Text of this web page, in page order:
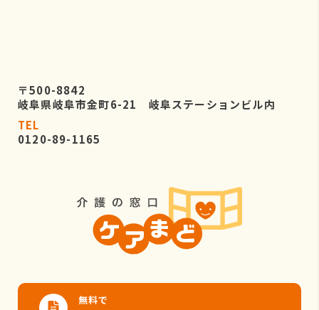
〒500-8842
岐阜県岐阜市金町6-21 岐阜ステーションビル内
TEL
0120-89-1165
無料で